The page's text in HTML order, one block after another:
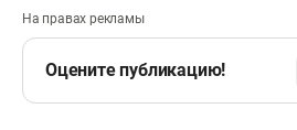
На правах рекламы
Оцените публикацию!